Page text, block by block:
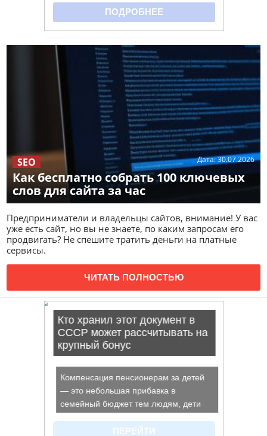
Как бесплатно собрать 100 ключевых
слов для сайта за час
Дата:30.07.2026
SEO
Предприниматели и владельцы сайтов, внимание! У вас
уже есть сайт, но вы не знаете, по каким запросам его
продвигать? Не спешите тратить деньги на платные
сервисы.
ЧИТАТЬ ПОЛНОСТЬЮ